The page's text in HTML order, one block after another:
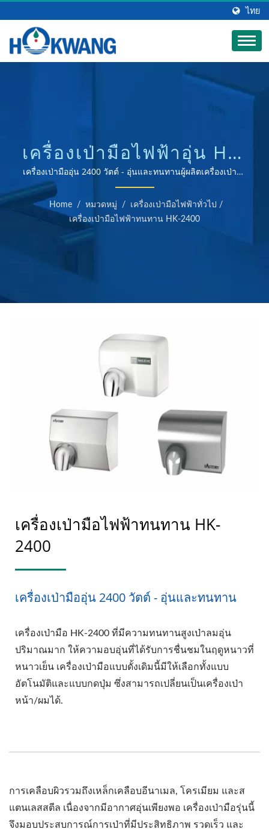
ไทย
เครื่องเป่ามือไฟฟ้าอุ่น HK-
2400 | ผู้ผลิตเครื่องจ่าย
สบู่สแตนเลส |
HOKWANG
เครื่องเป่ามืออุ่น 2400 วัตต์ - อุ่นและทนทานผู้ผลิตเครื่องเป่ามือ
และเครื่องจ่ายสบู่ที่ได้รับการรับรอง ISO 9001 และ 14001
Home / หมวดหมู่ / เครื่องเป่ามือไฟฟ้าทั่วไป /
เครื่องเป่ามือไฟฟ้าทนทาน HK-2400
เครื่องเป่ามือไฟฟ้าทนทาน HK-
2400
เครื่องเป่ามืออุ่น 2400 วัตต์ - อุ่นและทนทาน
เครื่องเป่ามือ HK-2400 ที่มีความทนทานสูงเป่าลมอุ่น
ปริมาณมาก ให้ความอบอุ่นที่ได้รับการชื่นชมในฤดูหนาวที่
หนาวเย็น เครื่องเป่ามือแบบดั้งเดิมนี้มีให้เลือกทั้งแบบ
อัตโนมัติและแบบกดปุ่ม ซึ่งสามารถเปลี่ยนเป็นเครื่องเป่า
หน้า/ผมได้.
การเคลือบผิวรวมถึงเหล็กเคลือบอีนาเมล, โครเมียม และส
แตนเลสสตีล เนื่องจากมีอากาศอุ่นเพียงพอ เครื่องเป่ามือรุ่นนี้
จึงมอบประสบการณ์การเป่าที่มีประสิทธิภาพ รวดเร็ว และ